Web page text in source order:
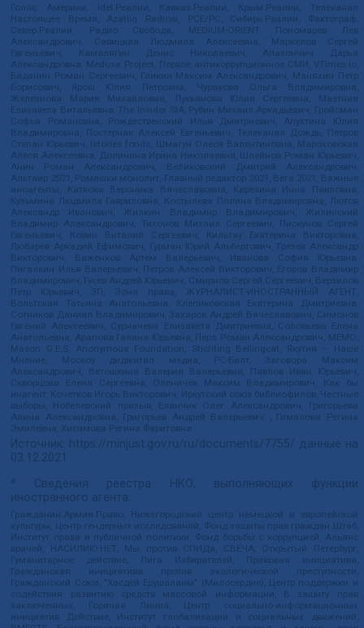
Голос Америки, Idel.Реалии, Кавказ.Реалии, Крым.Реалии, Телеканал
Настоящее Время, Azatliq Radiosi, PCE/PC, Сибирь.Реалии, Фактограф,
Север.Реалии, Радио Свобода, MEDIUM-ORIENT, Пономарев Лев
Александрович, Савицкая Людмила Алексеевна, Маркелов Сергей
Евгеньевич, Камалягин Денис Николаевич, Апахончич Дарья
Александровна, Medusa Project, Первое антикоррупционное СМИ, VTimes.io,
Баданин Роман Сергеевич, Гликин Максим Александрович, Маняхин Петр
Борисович, Ярош Юлия Петровна, Чуракова Ольга Владимировна,
Железнова Мария Михайловна, Лукьянова Юлия Сергеевна, Маетная
Елизавета Витальевна, The Insider SIA, Рубин Михаил Аркадьевич, Гройсман
Софья Романовна, Рождественский Илья Дмитриевич, Апухтина Юлия
Владимировна, Постернак Алексей Евгеньевич, Телеканал Дождь, Петров
Степан Юрьевич, Istories fonds, Шмагун Олеся Валентиновна, Мароховская
Алеся Алексеевна, Долинина Ирина Николаевна, Шлейнов Роман Юрьевич,
Анин Роман Александрович, Великовский Дмитрий Александрович,
Альтаир 2021, Ромашки монолит, Главный редактор 2021, Вега 2021, Важные
иноагенты, Каткова Вероника Вячеславовна, Карезина Инна Павловна,
Кузьмина Людмила Гавриловна, Костылева Полина Владимировна, Лютов
Александр Иванович, Жилкин Владимир Владимирович, Жилинский
Владимир Александрович, Тихонов Михаил Сергеевич, Пискунов Сергей
Евгеньевич, Ковин Виталий Сергеевич, Кильтау Екатерина Викторовна,
Любарев Аркадий Ефимович, Гурман Юрий Альбертович, Грезев Александр
Викторович, Важенков Артем Валерьевич, Иванова София Юрьевна,
Пигалкин Илья Валерьевич, Петров Алексей Викторович, Егоров Владимир
Владимирович, Гусев Андрей Юрьевич, Смирнов Сергей Сергеевич, Верзилов
Петр Юрьевич, ЗП, Зона права, ЖУРНАЛИСТ-ИНОСТРАННЫЙ АГЕНТ,
Вольтская Татьяна Анатольевна, Клепиковская Екатерина Дмитриевна,
Сотников Даниил Владимирович, Захаров Андрей Вячеславович, Симонов
Евгений Алексеевич, Сурначева Елизавета Дмитриевна, Соловьева Елена
Анатольевна, Арапова Галина Юрьевна, Перл Роман Александрович, МЕМО,
Mason G.E.S. Anonymous Foundation, Stichting Bellingcat, Якутия – Наше
Мнение, Москоу диджитал медиа, РС-Балт, Заговора Максим
Александрович, Ветошкина Валерия Валерьевна, Павлов Иван Юрьевич,
Скворцова Елена Сергеевна, Оленичев Максим Владимирович, Как бы
инагент, Кочетков Игорь Викторович, Иркутский союз библиофилов, Честные
выборы, Нобелевский призыв, Еланчик Олег Александрович, Григорьева
Алина Александровна, Григорьев Андрей Валерьевич , Гималова Регина
Эмилевна, Хисамова Регина Фаритовна
Источник: https://minjust.gov.ru/ru/documents/7755/ данные на
03.12.2021
* Сведения реестра НКО, выполняющих функции
иностранного агента:
Гражданин.Армия.Право, Нижегородский центр немецкой и европейской
культуры, Центр гендерных исследований, Фонд защиты прав граждан Штаб,
Институт права и публичной политики, Фонд борьбы с коррупцией, Альянс
врачей, НАСИЛИЮ.НЕТ, Мы против СПИДа, СВЕЧА, Открытый Петербург,
Гуманитарное действие, Лига Избирателей, Правовая инициатива,
Гражданская инициатива против экологической преступности,
Гражданский Союз, "Хасдей Ерушалаим" (Милосердие), Центр поддержки и
содействия развитию средств массовой информации, В защиту прав
заключенных, Горячая Линия, Центр социально-информационных
инициатив Действие, Институт глобализации и социальных движений,